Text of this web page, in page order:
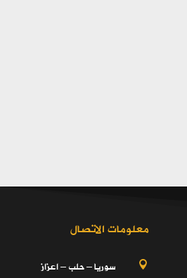
معلومات الاتصال
 سوريا – حلب – اعزاز